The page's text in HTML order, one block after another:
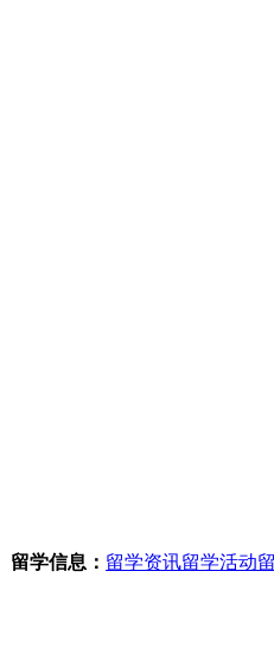
留学信息： 留学资讯留学活动